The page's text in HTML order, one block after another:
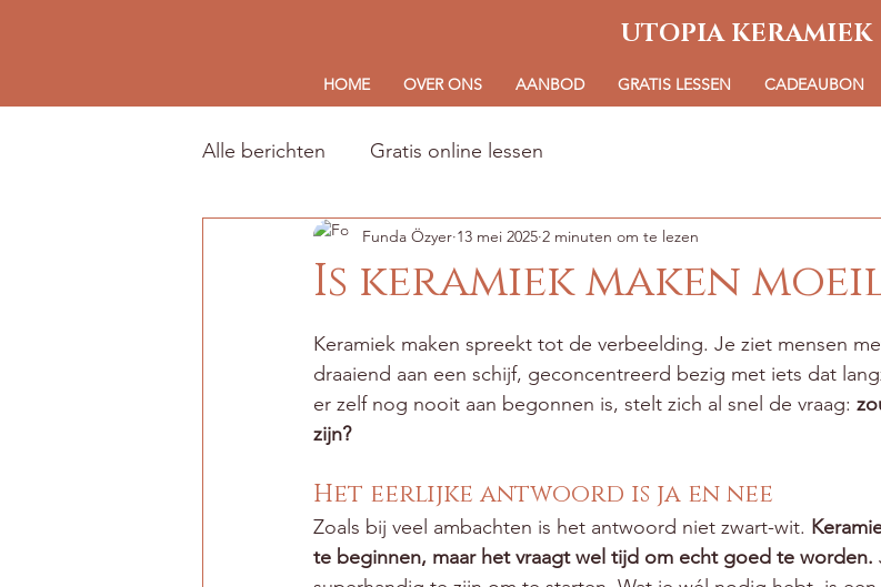
UTOPIA KERAMIEK
HOME OVER ONS AANBOD GRATIS LESSEN CADEAUBON
Alle berichten Gratis online lessen
Is keramiek maken
Funda Özyer 13 mei 2025 2 minuten om te lezen
Keramiek maken spreekt tot de verbeelding. Je ziet mensen
draaiend aan een schijf, geconcentreerd bezig met iets dat
er zelf nog nooit aan begonnen is, stelt zich al snel de vraag:
zijn?
Het eerlijke antwoord is ja en nee
Zoals bij veel ambachten is het antwoord niet zwart-wit.
te beginnen, maar het vraagt wel tijd om echt goed te worden.